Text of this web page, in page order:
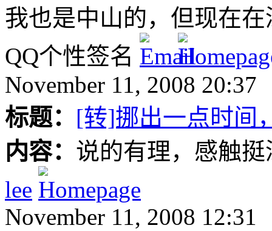
我也是中山的，但现在在
QQ个性签名
November 11, 2008 20:37
标题： [转]挪出一点时间
内容： 说的有理，感触挺
lee
November 11, 2008 12:31